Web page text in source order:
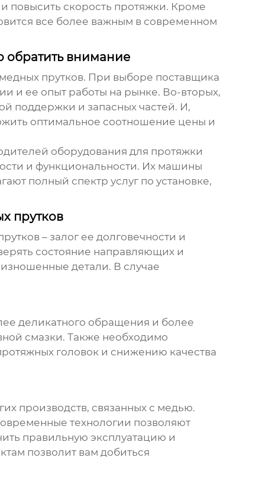
повысить скорость протяжки. Кроме
все более важным в современном
обратить внимание
прутков. При выборе поставщика
и ее опыт работы на рынке. Во-вторых,
поддержки и запасных частей. И,
оптимальное соотношение цены и
оборудования для протяжки
и функциональности. Их машины
полный спектр услуг по установке,
прутков
– залог ее долговечности и
состояние направляющих и
детали. В случае
деликатного обращения и более
смазки. Также необходимо
головок и снижению качества
производств, связанных с медью.
технологии позволяют
правильную эксплуатацию и
позволит вам добиться